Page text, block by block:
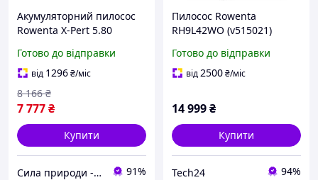
Акумуляторний пилосос
Rowenta X-Pert 5.80
Готово до відправки
від 1296₴/міс
7 777₴
8 166 ₴
Купити
Сила природи - Здорова Родина 91%
Пилосос Rowenta
RH9L42WO (v515021)
Готово до відправки
від2500₴/міс
14 999₴
Купити
Tech24 94%